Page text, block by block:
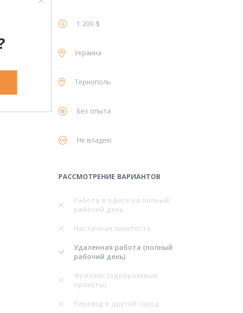
1 200 $
Украина
Тернополь
Без опыта
Не владею
РАССМОТРЕНИЕ ВАРИАНТОВ
Работа в офисе на полный
рабочий день
Частичная занятость
Удаленная работа (полный
рабочий день)
Фриланс (одноразовые
проекты)
Переезд в другой город